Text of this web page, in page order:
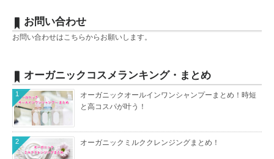
お問い合わせ
お問い合わせはこちらからお願いします。
オーガニックコスメランキング・まとめ
オーガニックオールインワンシャンプーまとめ！時短
と高コスパが叶う！
1
オーガニックミルククレンジングまとめ！
2